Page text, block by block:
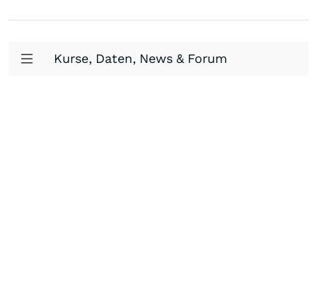
Kurse, Daten, News & Forum